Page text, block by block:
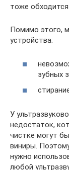
тоже
Помимо этого,
устройства:
зубных
У
недостаток,
чистке могут
виниры.
нужно
любой